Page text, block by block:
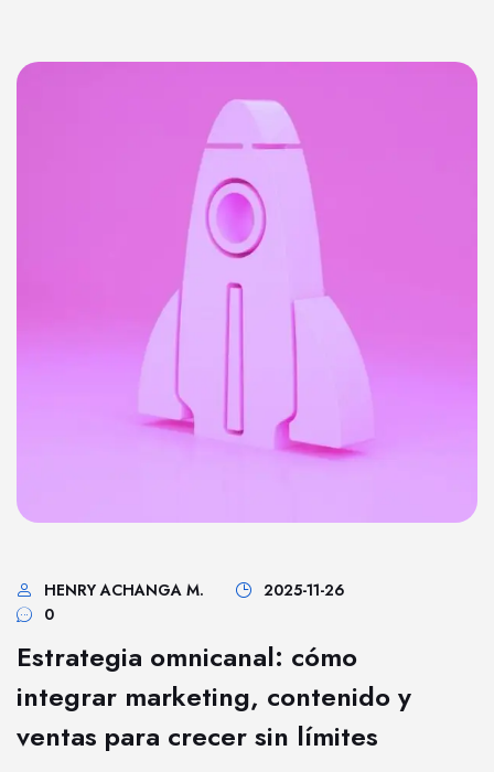
HENRY ACHANGA M.
2025-11-26
0
Estrategia omnicanal: cómo
integrar marketing, contenido y
ventas para crecer sin límites